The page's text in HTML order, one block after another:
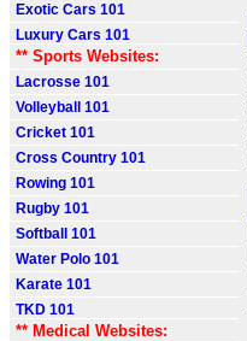
Exotic Cars 101
Luxury Cars 101
** Sports Websites:
Lacrosse 101
Volleyball 101
Cricket 101
Cross Country 101
Rowing 101
Rugby 101
Softball 101
Water Polo 101
Karate 101
TKD 101
** Medical Websites: